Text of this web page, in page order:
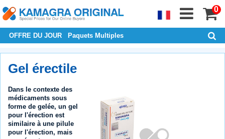
0
OFFRE DU JOUR Paquets Multiples
Gel érectile
Dans le contexte des
médicaments sous
forme de gelée, un gel
pour l'érection est
similaire à une pilule
pour l'érection, mais